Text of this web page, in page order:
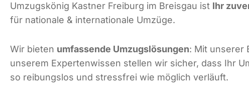
Umzugskönig Kastner Freiburg im Breisgau ist Ihr
für nationale & internationale Umzüge.
Wir bieten umfassende Umzugslösungen: Mit unserer
unserem Expertenwissen stellen wir sicher, dass Ihr
so reibungslos und stressfrei wie möglich verläuft.